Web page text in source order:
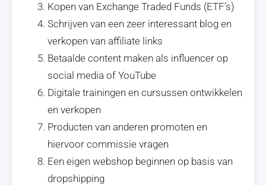
Kopen van Exchange Traded Funds (ETF’s)
Schrijven van een zeer interessant blog en
verkopen van affiliate links
Betaalde content maken als influencer op
social media of YouTube
Digitale trainingen en cursussen ontwikkelen
en verkopen
Producten van anderen promoten en
hiervoor commissie vragen
Een eigen webshop beginnen op basis van
dropshipping